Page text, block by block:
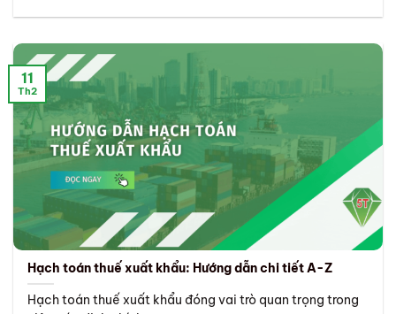
Hạch toán thuế xuất khẩu: Hướng dẫn chi tiết A-Z
Hạch toán thuế xuất khẩu đóng vai trò quan trọng trong
11
Th2